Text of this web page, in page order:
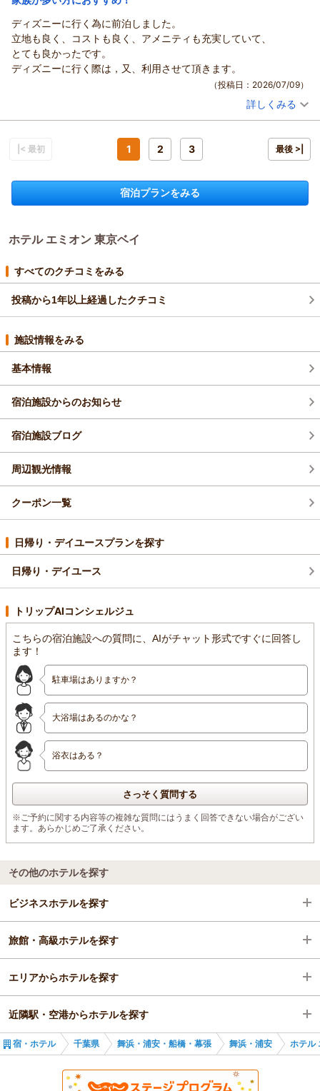
だきありがとうございます。
今後ともお客様によりご満足いただけるよう改善を重ねてまい
ります。
またのご宿泊を心よりお待ち申し上げております。
（返信日：2026/07/13）
ホテル エミオン 東京ベイからの返信
この度は数あるホテルの中から、3世代でのご旅行にホテルエ
ミオン東京ベイにご宿泊いただき誠にありがとうございます。
多岐に渡りご満足いただけている様子を拝見し、大変嬉しく存
しかしながら、マグカップの補充に関しましてご不快な思いを
させてしまいましたことお詫び申し上げます。
けるホテル創りを目指し、サービス向上に務めて参ります。
次回のご利用を､スタッフ一同心よりお待ち申し上げておりま
す｡
ディズニーに行く為に前泊しました。
立地も良く、コストも良く、アメニティも充実していて、
とても良かったです。
ディズニーに行く際は，又、利用させて頂きます。
（投稿日：2026/07/09）
投稿者： ミミルルさん(女性/50代)
食事なし
ホテル エミオン 東京ベイからの返信
また、当ホテルに関してお褒めのお言葉もいただき重ねてお礼
今後も、お客様に快適にお過ごしいただじぇるホテルを目指し
お客様のまたのご来館を、心よりお待ち申し上げております。
（返信日：2026/07/12）
詳しくみる
|< 最初 1 2 3 最後 >|
宿泊プランをみる
ホテル エミオン 東京ベイ
すべてのクチコミをみる
投稿から1年以上経過したクチコミ
施設情報をみる
基本情報
宿泊施設からのお知らせ
宿泊施設ブログ
周辺観光情報
クーポン一覧
日帰り・デイユースプランを探す
日帰り・デイユース
トリップAIコンシェルジュ
こちらの宿泊施設への質問に、AIがチャット形式ですぐに回答し
ます！
駐車場はありますか？
大浴場はあるのかな？
浴衣はある？
さっそく質問する
※ご予約に関する内容等の複雑な質問にはうまく回答できない場合がござい
ます。あらかじめご了承ください。
その他のホテルを探す
ビジネスホテルを探す
千葉県
舞浜・浦安・船橋・幕張
舞浜・浦安
新浦安駅
旅館・高級ホテルを探す
千葉県
エリアからホテルを探す
千葉県
舞浜・浦安・船橋・幕張
近隣駅・空港からホテルを探す
新浦安駅
宿・ホテル 千葉県 舞浜・浦安・船橋・幕張 舞浜・浦安 ホテル